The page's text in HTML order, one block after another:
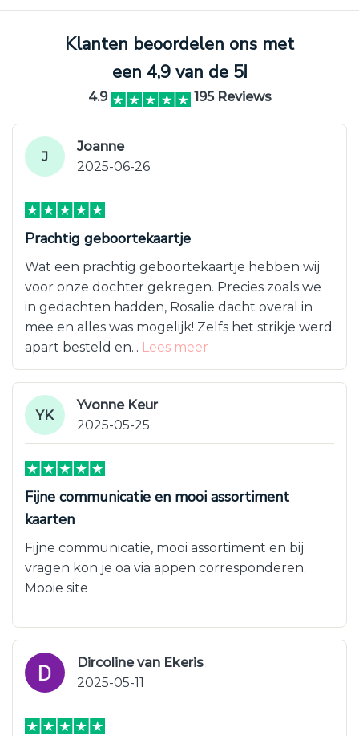
Klanten beoordelen ons met
een 4,9 van de 5!
4.9 195 Reviews
J
Joanne
2025-06-26
Prachtig geboortekaartje
Wat een prachtig geboortekaartje hebben wij
voor onze dochter gekregen. Precies zoals we
in gedachten hadden, Rosalie dacht overal in
mee en alles was mogelijk! Zelfs het strikje werd
apart besteld en... Lees meer
YK
Yvonne Keur
2025-05-25
Fijne communicatie en mooi assortiment
kaarten
Fijne communicatie, mooi assortiment en bij
vragen kon je oa via appen corresponderen.
Mooie site
Dircoline van Ekeris
2025-05-11